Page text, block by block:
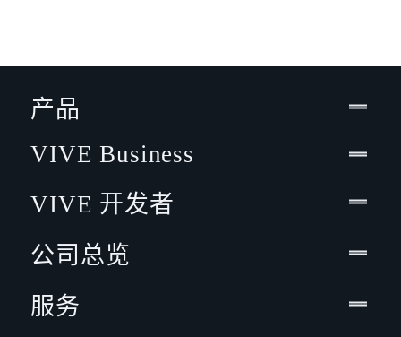
产品
VIVE Business
VIVE 开发者
公司总览
服务